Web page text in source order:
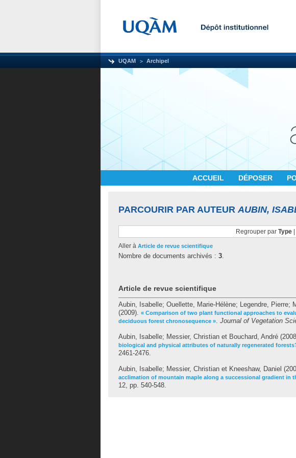
UQAM Archipel
ACCUEIL DÉPOSER
PARCOURIR PAR AUTEURAUBIN,
Regrouper par Type|
Aller à Article de revue scientifique
Nombre de documents archivés : 3.
Article de revue scientifique
Aubin, Isabelle; Ouellette, Marie-Hélène; Legendre, Pierre;
(2009). « Comparison of two plant functional approaches to
deciduous forest chronosequence ». Journal of Vegetation
Aubin, Isabelle; Messier, Christian et Bouchard, André
biological and physical attributes of naturally regenerated
2461-2476.
Aubin, Isabelle; Messier, Christian et Kneeshaw, Daniel
acclimation of mountain maple along a successional gradient in
12, pp. 540-548.